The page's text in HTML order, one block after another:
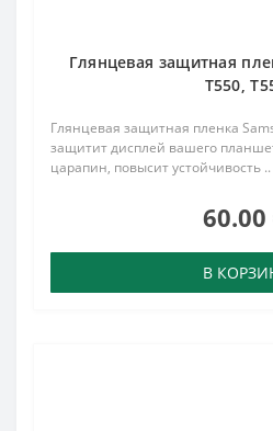
Глянцевая защитная
T550,
Глянцевая защитная пленка
защитит дисплей вашего
царапин, повысит устойчивость ..
В